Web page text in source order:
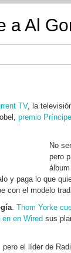
a Al
TV, la
premio
No
pero
y paga lo que
con el modelo
. Thom Yorke
en Wired sus
el líder de